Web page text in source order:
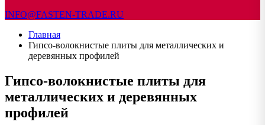
INFO@FASTEN-TRADE.RU
Главная
Гипсо-волокнистые плиты для металлических и
деревянных профилей
Гипсо-волокнистые плиты для
металлических и деревянных
профилей